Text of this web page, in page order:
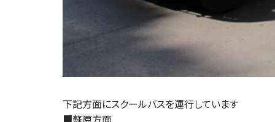
下記方面にスクールバスを運行しています
■蘇原方面